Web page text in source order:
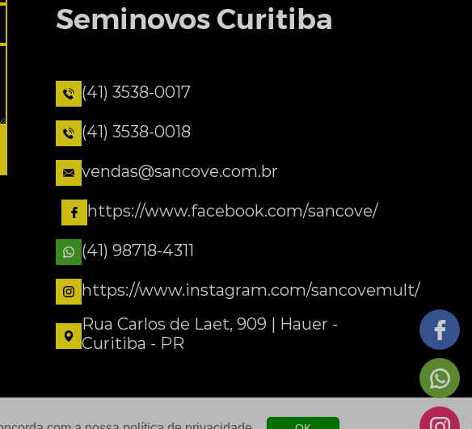
Seminovos Curitiba
(41) 3538-0017
(41) 3538-0018
vendas@sancove.com.br
https://www.facebook.com/sancove/
(41) 98718-4311
https://www.instagram.com/sancovemult/
Rua Carlos de Laet, 909 | Hauer -
Curitiba - PR